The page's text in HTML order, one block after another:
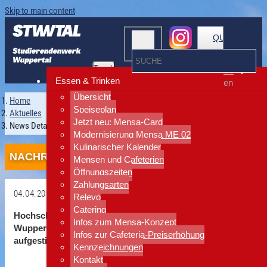
Skip to main content
Toggle
navigation
Essen & Trinken
Übersicht
Speiseplan
Jetzt neu: Mensa-Card
Modernisierung Mensa ME 02
Kulinarischer Kalender
Mensen und Cafeterien
Öffnungszeiten
Zahlungsarten
Relevo
Catering
Infos zum Mensa-Konzept
Infos zur Cafeteria-Preiserhöhung
Kennzeichnungen
Kontakt
QUICKLINKS
de
en
Home
Aktuelles
News Detailansicht
NACHRICHTEN
04.04.2013
Hochschul-Sozialwerk erhält EU-Zulassung:
Wuppertaler Mensa in höchste Hygiene-Liga
aufgestiegen!